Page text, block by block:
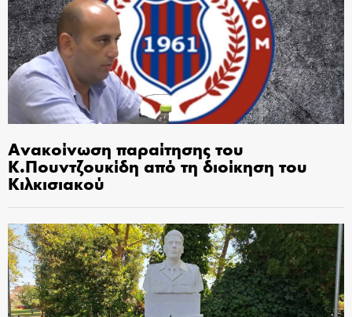
Ανακοίνωση παραίτησης του
Κ.Πουντζουκίδη από τη διοίκηση του
Κιλκισιακού